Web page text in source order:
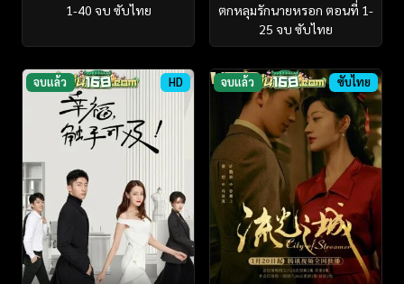
1-40 จบ ซับไทย
ตกหลุมรักนายหรอก ตอนที่ 1-
25 จบ ซับไทย
จบแล้ว HD จบแล้ว ซับไทย